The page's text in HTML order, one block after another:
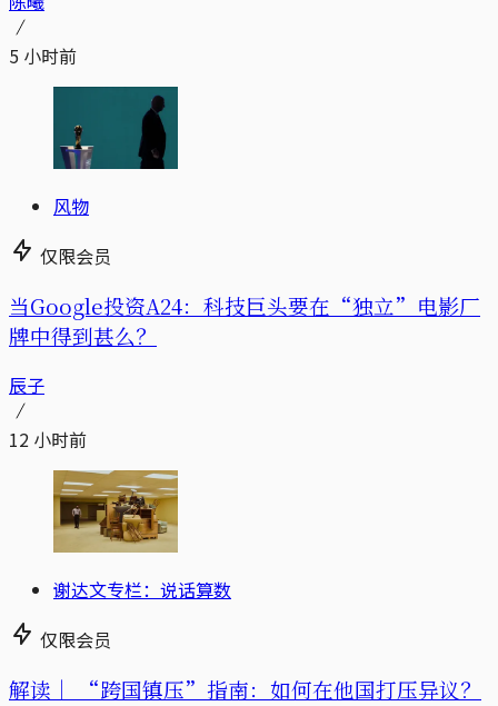
5 小时前
风物
仅限会员
当Google投资A24：科技巨头要在“独立”电影厂
牌中得到甚么？
辰子
12 小时前
谢达文专栏：说话算数
仅限会员
解读｜ “跨国镇压”指南：如何在他国打压异议？